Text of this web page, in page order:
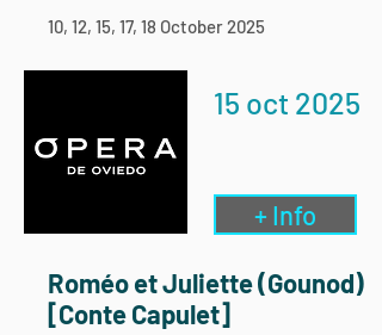
10, 12, 15, 17, 18 October 2025
15 oct 2025
+ Info
Roméo et Juliette (Gounod)
[Conte Capulet]